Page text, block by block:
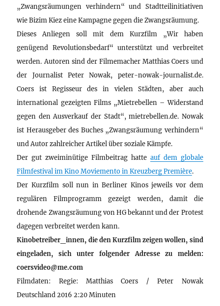
„Zwangsräumungen verhindern“ und Stadtteilinitiativen
wie Bizim Kiez eine Kampagne gegen die Zwangsräumung.
Dieses Anliegen soll mit dem Kurzfilm „Wir haben
genügend Revolutionsbedarf“ unterstützt und verbreitet
werden. Autoren sind der Filmemacher Matthias Coers und
der Journalist Peter Nowak, peter-nowak-journalist.de.
Coers ist Regisseur des in vielen Städten, aber auch
international gezeigten Films „Mietrebellen – Widerstand
gegen den Ausverkauf der Stadt“, mietrebellen.de. Nowak
ist Herausgeber des Buches „Zwangsräumung verhindern“
und Autor zahlreicher Artikel über soziale Kämpfe.
Der gut zweiminütige Filmbeitrag hatte auf dem globale
Filmfestival im Kino Moviemento in Kreuzberg Première.
Der Kurzfilm soll nun in Berliner Kinos jeweils vor dem
regulären Filmprogramm gezeigt werden, damit die
drohende Zwangsräumung von HG bekannt und der Protest
dagegen verbreitet werden kann.
Kinobetreiber_innen, die den Kurzfilm zeigen wollen, sind
eingeladen, sich unter folgender Adresse zu melden:
coersvideo@me.com
Filmdaten: Regie: Matthias Coers / Peter Nowak
Deutschland 2016 2:20 Minuten